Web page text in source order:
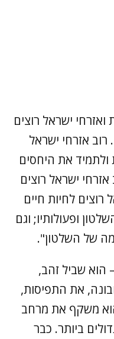
ואזרחי ישראל רוצים
אזרחי ישראל
ולתמיד את היחסים
אזרחי ישראל רוצים
לחיות חיים
ופעולותיו; וגם
של השלטון".
הוא שביל זהב,
את התפיסות,
משקף את מרחב
ביותר. כבר